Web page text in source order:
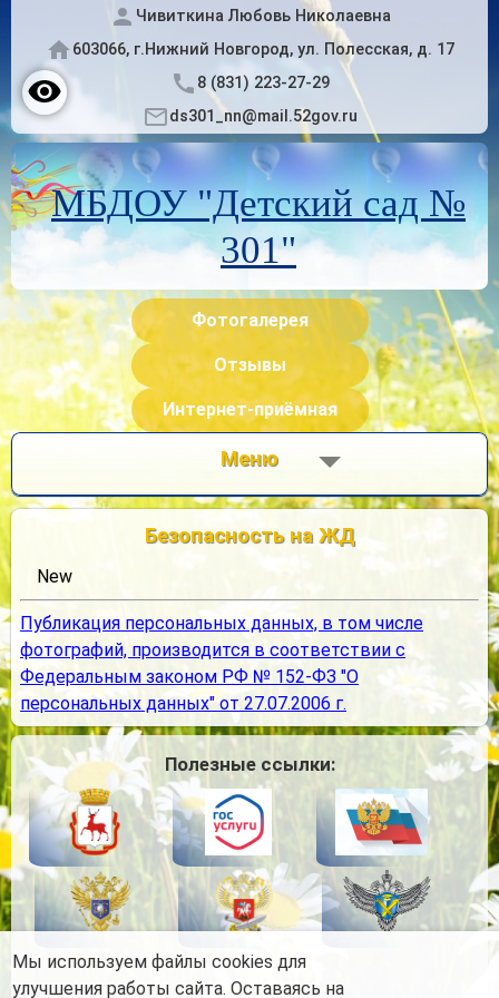
Чивиткина Любовь Николаевна
603066, г.Нижний Новгород, ул. Полесская, д. 17
8 (831) 223-27-29
ds301_nn@mail.52gov.ru
МБДОУ "Детский сад №
301"
Фотогалерея
Отзывы
Интернет-приёмная
Меню
Безопасность на ЖД
New
Публикация персональных данных, в том числе
фотографий, производится в соответствии с
Федеральным законом РФ № 152-ФЗ "О
персональных данных" от 27.07.2006 г.
Полезные ссылки:
Мы используем файлы cookies для
улучшения работы сайта. Оставаясь на